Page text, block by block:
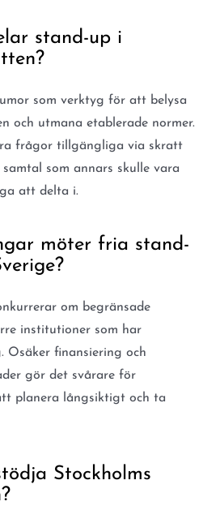
stand-up i
som verktyg för att belysa
och utmana etablerade normer.
frågor tillgängliga via skratt
som annars skulle vara
att delta i.
möter fria stand-
om begränsade
institutioner som har
Osäker finansiering och
gör det svårare för
planera långsiktigt och ta
Stockholms